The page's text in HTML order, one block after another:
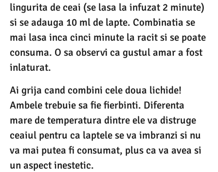
lingurita de ceai (se lasa la infuzat 2 minute)
si se adauga 10 ml de lapte. Combinatia se
mai lasa inca cinci minute la racit si se poate
consuma. O sa observi ca gustul amar a fost
inlaturat.
Ai grija cand combini cele doua lichide!
Ambele trebuie sa fie fierbinti. Diferenta
mare de temperatura dintre ele va distruge
ceaiul pentru ca laptele se va imbranzi si nu
va mai putea fi consumat, plus ca va avea si
un aspect inestetic.